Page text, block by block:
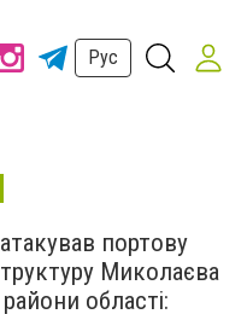
Рус
портову
Миколаєва
області: